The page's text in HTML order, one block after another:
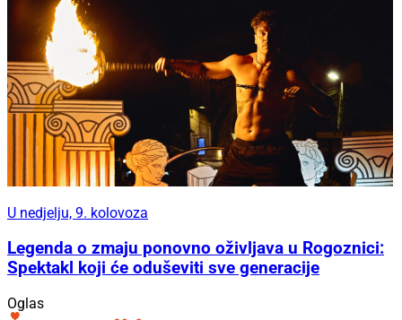
U nedjelju, 9. kolovoza
Legenda o zmaju ponovno oživljava u Rogoznici:
Spektakl koji će oduševiti sve generacije
Oglas